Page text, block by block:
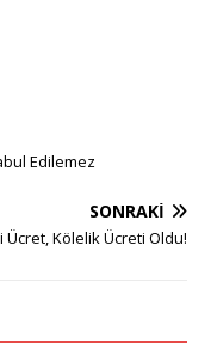
Edilemez
SONRAKI
Ücret, Kölelik Ücreti Oldu!